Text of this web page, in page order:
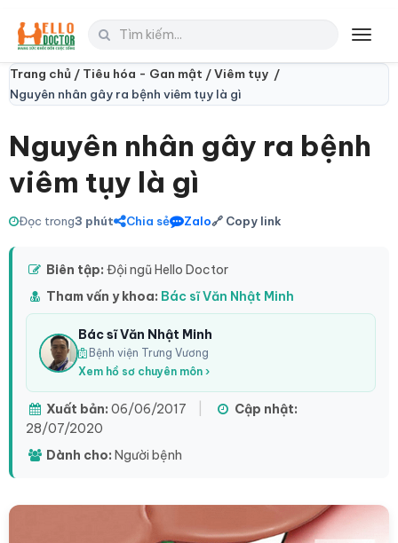
Trang chủ / Tiêu hóa - Gan mật /Viêm tụy /
Nguyên nhân gây ra bệnh viêm tụy là gì
Nguyên nhân gây ra bệnh
viêm tụy là gì
Đọc trong3 phút Chia sẻ Zalo🔗 Copy link
Biên tập: Đội ngũ Hello Doctor
Tham vấn y khoa: Bác sĩ Văn Nhật Minh
Bác sĩ Văn Nhật Minh
Bệnh viện Trưng Vương
Xem hồ sơ chuyên môn ›
Xuất bản: 06/06/2017
Cập nhật:
28/07/2020
Dành cho: Người bệnh